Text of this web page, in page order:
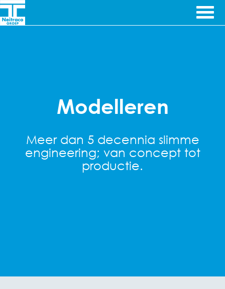
Ga door naar inhoud
Modelleren
Meer dan 5 decennia slimme
engineering; van concept tot
productie.